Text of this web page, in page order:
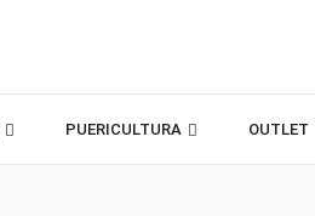
PUERICULTURA OUTLET